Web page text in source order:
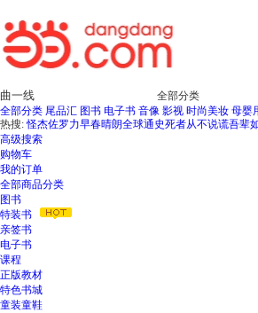
全部分类
全部分类 尾品汇 图书 电子书 音像 影视 时尚美妆 母婴
热搜:怪杰佐罗力早春晴朗全球通史死者从不说谎吾辈
高级搜索
购物车
我的订单
全部商品分类
图书
特装书
亲签书
电子书
课程
正版教材
特色书城
童装童鞋